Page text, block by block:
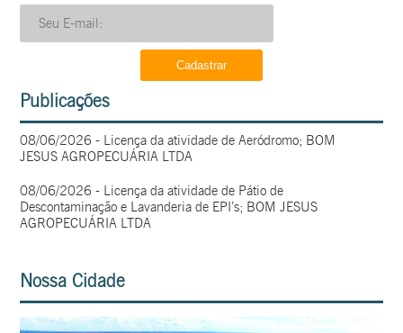
Publicações
08/06/2026 - Licença da atividade de Aeródromo; BOM
JESUS AGROPECUÁRIA LTDA
08/06/2026 - Licença da atividade de Pátio de
Descontaminação e Lavanderia de EPI’s; BOM JESUS
AGROPECUÁRIA LTDA
Nossa Cidade